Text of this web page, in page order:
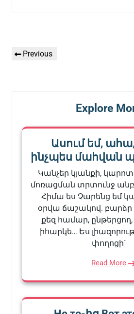
նավարկումը
Previous
Previous
Explore
Ասում եմ,
ինչպես մահվան
Կանչեր կյանքի,
մոռացման տրտունջ
Հիմա ես Չարենց եմ
օրվա ճաշակով. բարձր
քեզ համար,
իհարկե… Ես
փողոցի`
Read More